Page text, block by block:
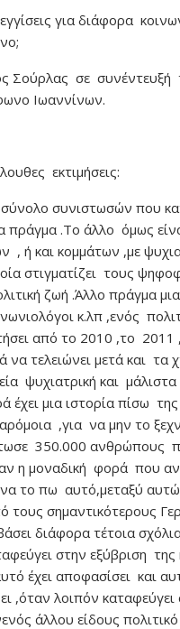
για διάφορα
Σούρλας σε συνέντευξή
Ιωαννίνων.
εκτιμήσεις:
συνιστωσών που
πράγμα .Το άλλο όμως
ή και κομμάτων ,με
στιγματίζει τους
ζωή .Άλλο πράγμα
κ.λπ ,ενός
από το 2010 ,το
τελειώνει μετά και τα
ψυχιατρική και
έχει μια ιστορία πίσω
,για να μην το
350.000 ανθρώπους
η μοναδική φορά που
το πω αυτό,μεταξύ
σημαντικότερους
διάφορα τέτοια
στην εξύβριση
έχει αποφασίσει και
λοιπόν καταφεύγει
άλλου είδους